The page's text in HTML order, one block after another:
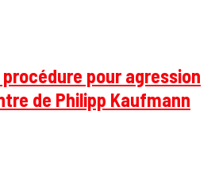
procédure pour agression
de Philipp Kaufmann